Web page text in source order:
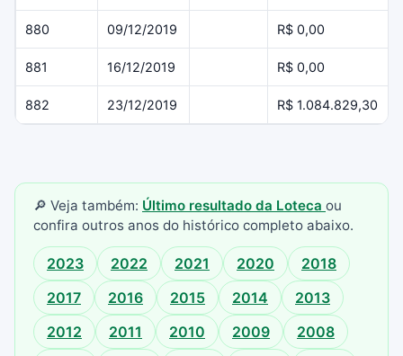
880 09/12/2019 R$ 0,00
881 16/12/2019 R$ 0,00
882 23/12/2019 R$ 1.084.829,30
🔎 Veja também: Último resultado da Loteca ou
confira outros anos do histórico completo abaixo.
2023 2022 2021 2020
2018
2017
2016 2015 2014
2013
2012
2011 2010 2009
2008